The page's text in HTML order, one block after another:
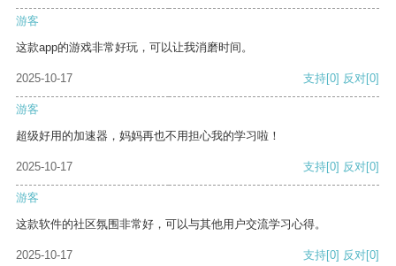
游客
这款app的游戏非常好玩，可以让我消磨时间。
2025-10-17 支持[0] 反对[0]
游客
超级好用的加速器，妈妈再也不用担心我的学习啦！
2025-10-17 支持[0] 反对[0]
游客
这款软件的社区氛围非常好，可以与其他用户交流学习心得。
2025-10-17 支持[0] 反对[0]